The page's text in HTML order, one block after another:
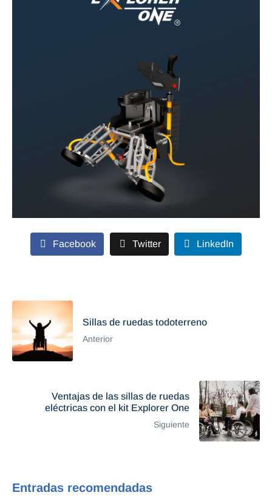
Facebook Twitter LinkedIn
Sillas de ruedas todoterreno
Anterior
Ventajas de las sillas de ruedas
eléctricas con el kit Explorer One
Siguiente
Entradas recomendadas